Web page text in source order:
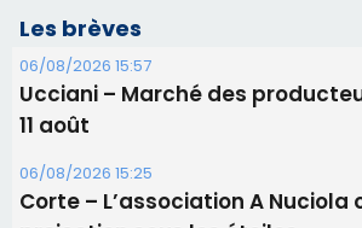
Les brèves
06/08/2026 15:57
Ucciani – Marché des
11 août
06/08/2026 15:25
Corte – L’association A Nuciola